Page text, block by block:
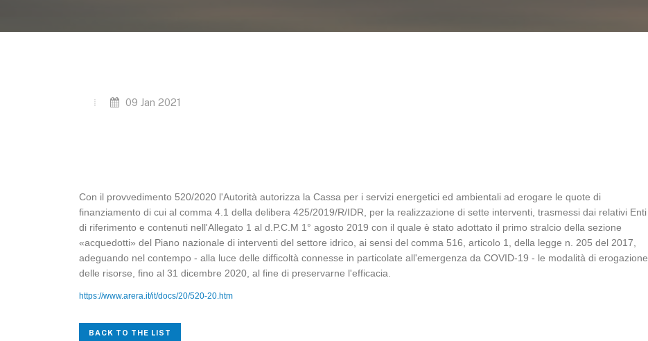
09 Jan 2021
Con il provvedimento 520/2020 l'Autorità autorizza la Cassa per i servizi energetici ed ambientali ad erogare le quote di
finanziamento di cui al comma 4.1 della delibera 425/2019/R/IDR, per la realizzazione di sette interventi, trasmessi dai relativi Enti
di riferimento e contenuti nell'Allegato 1 al d.P.C.M 1° agosto 2019 con il quale è stato adottato il primo stralcio della sezione
«acquedotti» del Piano nazionale di interventi del settore idrico, ai sensi del comma 516, articolo 1, della legge n. 205 del 2017,
adeguando nel contempo - alla luce delle difficoltà connesse in particolate all'emergenza da COVID-19 - le modalità di erogazione
delle risorse, fino al 31 dicembre 2020, al fine di preservarne l'efficacia.
https://www.arera.it/it/docs/20/520-20.htm
BACK TO THE LIST